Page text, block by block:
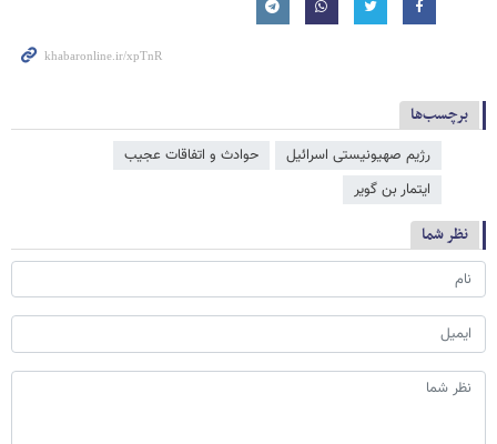
برچسب‌ها
رژیم صهیونیستی اسرائیل
حوادث و اتفاقات عجیب
ایتمار بن گویر
نظر شما